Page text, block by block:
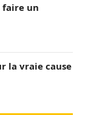
faire un
la vraie cause